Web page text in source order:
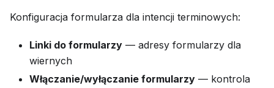
Konfiguracja formularza dla intencji terminowych:
Linki do formularzy — adresy formularzy dla
wiernych
Włączanie/wyłączanie formularzy — kontrola